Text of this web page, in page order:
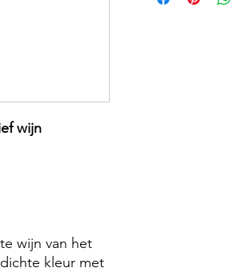
wijn
wijn van het
kleur met